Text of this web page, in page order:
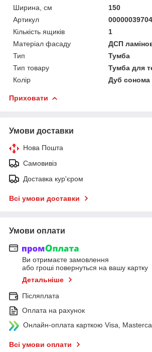
Ширина, см
150
Артикул
00000039704
Кількість ящиків
1
Матеріал фасаду
ДСП
Тип
Тумба
Тип товару
Тумба для
Колір
Дуб
Приховати
Умови доставки
Нова Пошта
Самовивіз
Доставка кур'єром
Всі умови доставки
Умови оплати
Ви отримаєте замовлення
або гроші повернуться на вашу картку
Детальніше
Післяплата
Оплата на рахунок
Онлайн-оплата карткою Visa,
Всі умови оплати